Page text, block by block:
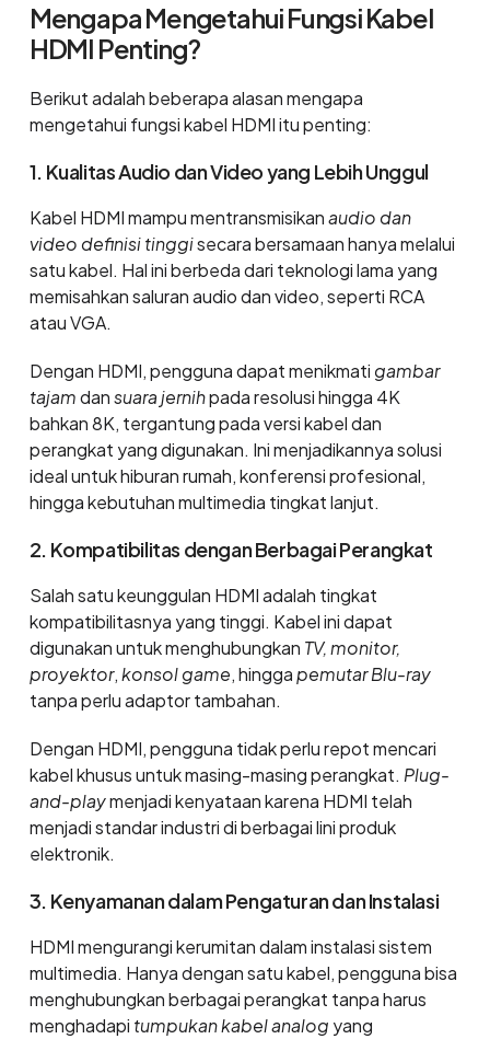
Mengapa Mengetahui Fungsi Kabel
HDMI Penting?
Berikut adalah beberapa alasan mengapa
mengetahui fungsi kabel HDMI itu penting:
1. Kualitas Audio dan Video yang Lebih Unggul
Kabel HDMI mampu mentransmisikanaudio dan
video definisi tinggisecara bersamaan hanya melalui
satu kabel. Hal ini berbeda dari teknologi lama yang
memisahkan saluran audio dan video, seperti RCA
atau VGA.
Dengan HDMI, pengguna dapat menikmati gambar
tajamdansuara jernihpada resolusi hingga 4K
bahkan 8K, tergantung pada versi kabel dan
perangkat yang digunakan. Ini menjadikannya solusi
ideal untuk hiburan rumah, konferensi profesional,
hingga kebutuhan multimedia tingkat lanjut.
2. Kompatibilitas dengan Berbagai Perangkat
Salah satu keunggulan HDMI adalah tingkat
kompatibilitasnya yang tinggi. Kabel ini dapat
digunakan untuk menghubungkan TV, monitor,
proyektor,konsol game, hinggapemutar Blu-ray
tanpa perlu adaptor tambahan.
Dengan HDMI, pengguna tidak perlu repot mencari
kabel khusus untuk masing-masing perangkat. Plug-
and-playmenjadi kenyataan karena HDMI telah
menjadi standar industri di berbagai lini produk
elektronik.
3. Kenyamanan dalam Pengaturan dan Instalasi
HDMI mengurangi kerumitan dalam instalasi sistem
multimedia. Hanya dengan satu kabel, pengguna bisa
menghubungkan berbagai perangkat tanpa harus
menghadapi tumpukan kabel analog yang